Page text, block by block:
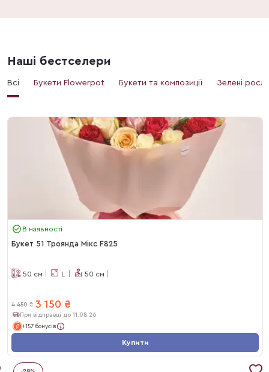
Наші бестселери
Всі Букети Flowerpot Букети та композиції Зелені
В наявності
Букет 51 Троянда Мікс F825
50 см L 50 см
4 450 ₴ 3 150 ₴
При відправці до 11.08.26
+157 бонусів
Купити